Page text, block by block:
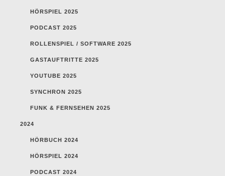
HÖRSPIEL 2025
PODCAST 2025
ROLLENSPIEL / SOFTWARE 2025
GASTAUFTRITTE 2025
YOUTUBE 2025
SYNCHRON 2025
FUNK & FERNSEHEN 2025
2024
HÖRBUCH 2024
HÖRSPIEL 2024
PODCAST 2024